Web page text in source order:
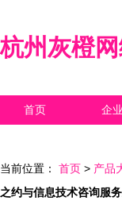
杭州灰橙
首页 企
当前位置： 首页 > 产品
之约与信息技术咨询服